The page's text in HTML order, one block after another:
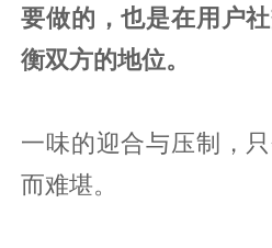
要做的，也是在用户
衡双方的地位。
一味的迎合与压制，
而难堪。